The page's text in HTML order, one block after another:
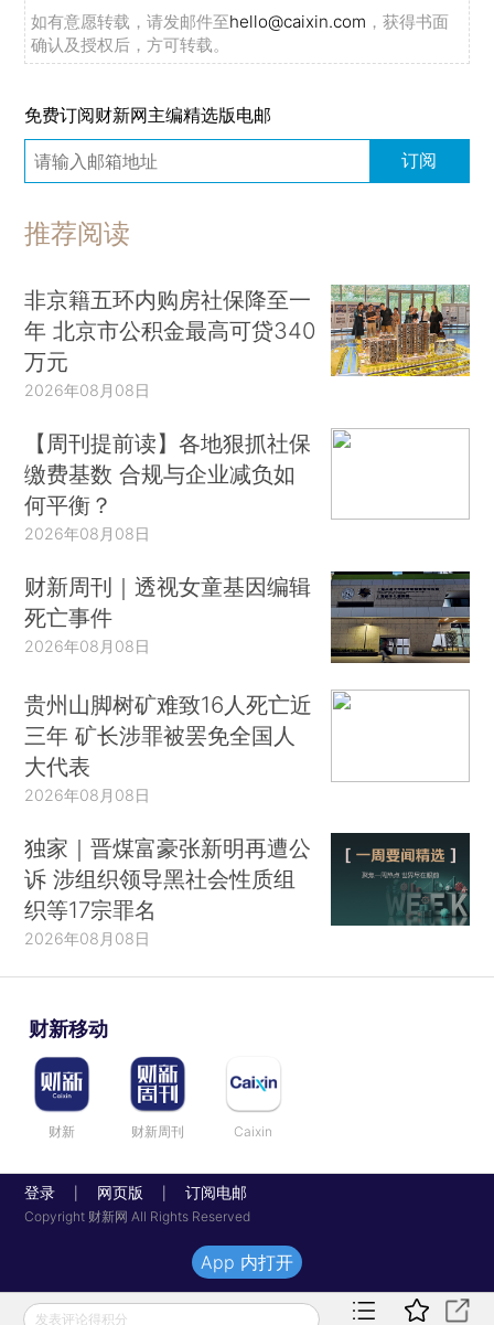
如有意愿转载，请发邮件至hello@caixin.com ，获得书面
确认及授权后，方可转载。
免费订阅财新网主编精选版电邮
订阅
推荐阅读
非京籍五环内购房社保降至一
年 北京市公积金最高可贷340
万元
2026年08月08日
【周刊提前读】各地狠抓社保
缴费基数 合规与企业减负如
何平衡？
2026年08月08日
财新周刊｜透视女童基因编辑
死亡事件
2026年08月08日
贵州山脚树矿难致16人死亡近
三年 矿长涉罪被罢免全国人
大代表
2026年08月08日
独家｜晋煤富豪张新明再遭公
诉 涉组织领导黑社会性质组
织等17宗罪名
2026年08月08日
财新移动
财新 财新周刊 Caixin
登录 网页版 订阅电邮
Copyright 财新网 All Rights Reserved
发表评论得积分
App 内打开